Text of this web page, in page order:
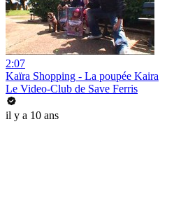
2:07
Kaïra Shopping - La poupée Kaira
Le Video-Club de Save Ferris
il y a 10 ans